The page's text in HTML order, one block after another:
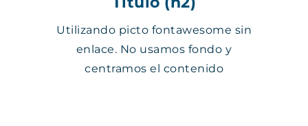
Utilizando picto fontawesome sin
enlace. No usamos fondo y
centramos el contenido